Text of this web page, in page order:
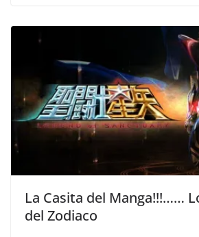
La Casita del Manga!!!……
del Zodiaco